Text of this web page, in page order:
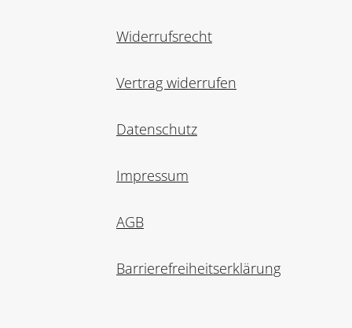
Widerrufsrecht
Vertrag widerrufen
Datenschutz
Impressum
AGB
Barrierefreiheitserklärung